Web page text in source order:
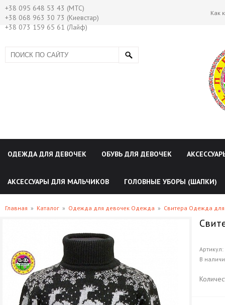
+38 095 648 53 43 (МТС)
+38 068 963 30 73 (Киевстар)
+38 073 159 65 61 (Лайф)
Как
ОДЕЖДА ДЛЯ ДЕВОЧЕК ОБУВЬ ДЛЯ ДЕВОЧЕК
АКСЕССУАРЫ ДЛЯ МАЛЬЧИКОВ ГОЛОВНЫЕ УБОРЫ (ШАПКИ)
Главная » Каталог » Одежда для девочек Одежда » Свитера Одежда
Артикул:
В